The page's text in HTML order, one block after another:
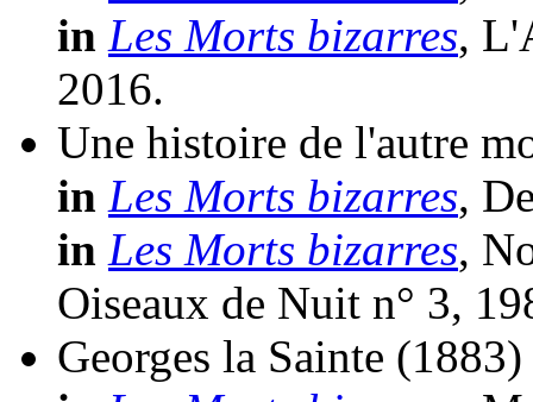
in Les Morts bizarres,
2016.
Une histoire de l'autre
in Les Morts bizarres,
in Les Morts bizarres,
Oiseaux de Nuit n° 3,
Georges la Sainte (1883)